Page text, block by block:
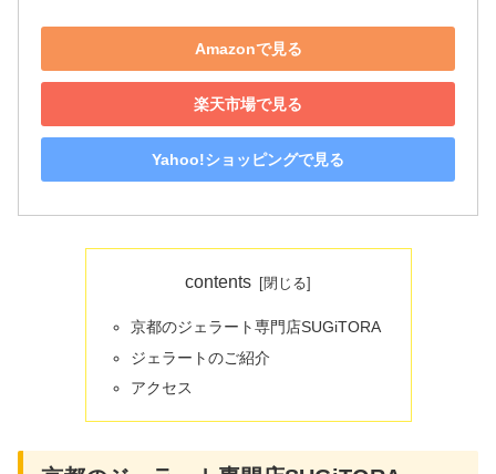
Amazonで見る
楽天市場で見る
Yahoo!ショッピングで見る
contents
京都のジェラート専門店SUGiTORA
ジェラートのご紹介
アクセス